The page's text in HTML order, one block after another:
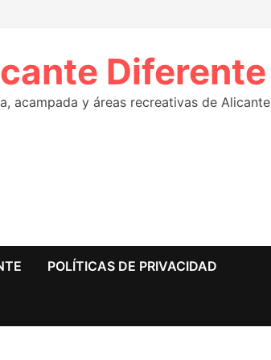
Diferente
acampada y áreas recreativas de Alicante
POLÍTICAS DE PRIVACIDAD